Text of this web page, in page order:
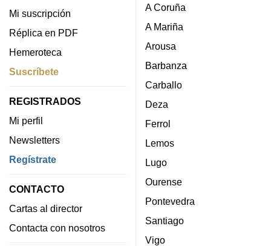
Mi suscripción
Réplica en PDF
Hemeroteca
Suscríbete
REGISTRADOS
Mi perfil
Newsletters
Regístrate
CONTACTO
Cartas al director
Contacta con nosotros
A Coruña
A Mariña
Arousa
Barbanza
Carballo
Deza
Ferrol
Lemos
Lugo
Ourense
Pontevedra
Santiago
Vigo